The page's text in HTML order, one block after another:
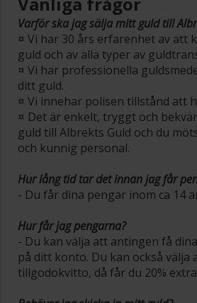
Varför ska jag sälja mitt guld till
¤ Vi har 30 års erfarenhet av att
guld och av alla typer av
¤ Vi har professionella
ditt guld.
¤ Vi innehar polisen tillstånd att
¤ Det är enkelt, tryggt och
guld till Albrekts Guld och du
och kunnig personal.
Hur lång tid tar det innan jag får
- Du får dina pengar inom ca 14
Hur får jag pengarna?
- Du kan välja att antingen få
på ditt konto. Du kan också välja
tillgodokvitto, då får du 20%